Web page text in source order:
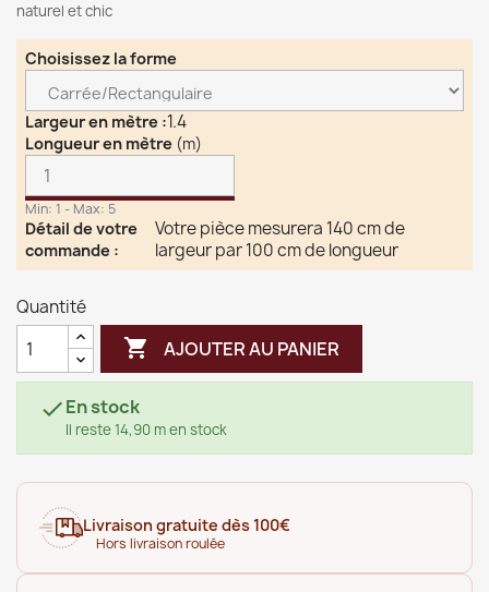
naturel et chic
Choisissez la forme
Largeur en mètre :1.4
Longueur en mètre (m)
Min: 1 - Max: 5
Détail de votre
commande :
Votre pièce mesurera 140 cm de
largeur par 100 cm de longueur
Quantité
 AJOUTER AU PANIER
En stock
Il reste 14,90 m en stock
Livraison gratuite dès 100€
Hors livraison roulée